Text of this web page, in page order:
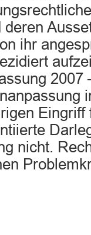
deren
ihr
2007
Eingriff
nicht.